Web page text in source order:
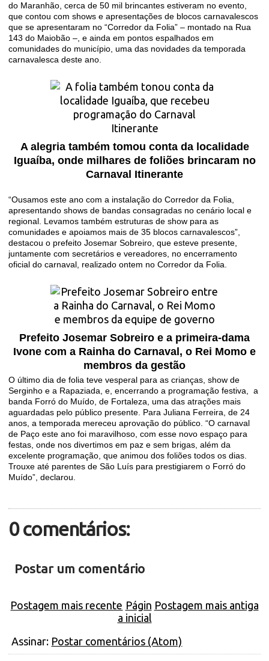
do Maranhão, cerca de 50 mil brincantes estiveram no evento,
que contou com shows e apresentações de blocos carnavalescos
que se apresentaram no “Corredor da Folia” – montado na Rua
143 do Maiobão –, e ainda em pontos espalhados em
comunidades do município, uma das novidades da temporada
carnavalesca deste ano.
A alegria também tomou conta da localidade
Iguaíba, onde milhares de foliões brincaram no
Carnaval Itinerante
“Ousamos este ano com a instalação do Corredor da Folia,
apresentando shows de bandas consagradas no cenário local e
regional. Levamos também estruturas de show para as
comunidades e apoiamos mais de 35 blocos carnavalescos”,
destacou o prefeito Josemar Sobreiro, que esteve presente,
juntamente com secretários e vereadores, no encerramento
oficial do carnaval, realizado ontem no Corredor da Folia.
Prefeito Josemar Sobreiro e a primeira-dama
Ivone com a Rainha do Carnaval, o Rei Momo e
membros da gestão
O último dia de folia teve vesperal para as crianças, show de
Serginho e a Rapaziada, e, encerrando a programação festiva, a
banda Forró do Muído, de Fortaleza, uma das atrações mais
aguardadas pelo público presente. Para Juliana Ferreira, de 24
anos, a temporada mereceu aprovação do público. “O carnaval
de Paço este ano foi maravilhoso, com esse novo espaço para
festas, onde nos divertimos em paz e sem brigas, além da
excelente programação, que animou dos foliões todos os dias.
Trouxe até parentes de São Luís para prestigiarem o Forró do
Muído”, declarou.
0 comentários:
Postar um comentário
Postagem mais recente Postagem mais antiga
Págin
a inicial
Assinar: Postar comentários (Atom)